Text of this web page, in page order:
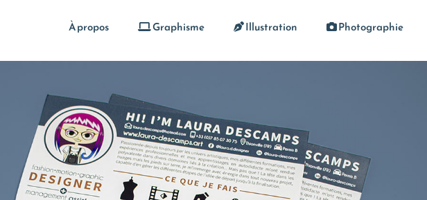
À propos Graphisme Illustration Photographie